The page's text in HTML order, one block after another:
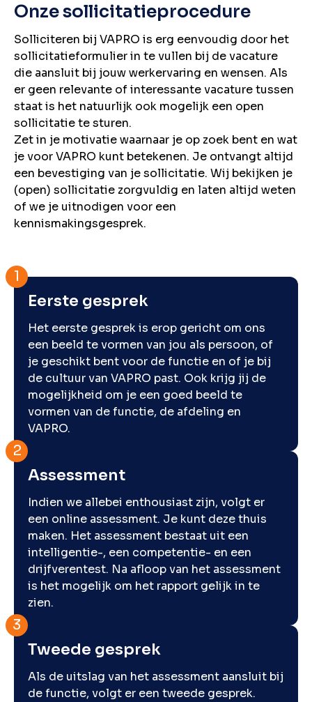
Onze sollicitatieprocedure
Solliciteren bij VAPRO is erg eenvoudig door het
sollicitatieformulier in te vullen bij de vacature
die aansluit bij jouw werkervaring en wensen. Als
er geen relevante of interessante vacature tussen
staat is het natuurlijk ook mogelijk een open
sollicitatie te sturen.
Zet in je motivatie waarnaar je op zoek bent en wat
je voor VAPRO kunt betekenen. Je ontvangt altijd
een bevestiging van je sollicitatie. Wij bekijken je
(open) sollicitatie zorgvuldig en laten altijd weten
of we je uitnodigen voor een
kennismakingsgesprek.
Eerste gesprek
Het eerste gesprek is erop gericht om ons
een beeld te vormen van jou als persoon, of
je geschikt bent voor de functie en of je bij
de cultuur van VAPRO past. Ook krijg jij de
mogelijkheid om je een goed beeld te
vormen van de functie, de afdeling en
VAPRO.
Assessment
Indien we allebei enthousiast zijn, volgt er
een online assessment. Je kunt deze thuis
maken. Het assessment bestaat uit een
intelligentie-, een competentie- en een
drijfverentest. Na afloop van het assessment
is het mogelijk om het rapport gelijk in te
zien.
Tweede gesprek
Als de uitslag van het assessment aansluit bij
de functie, volgt er een tweede gesprek.